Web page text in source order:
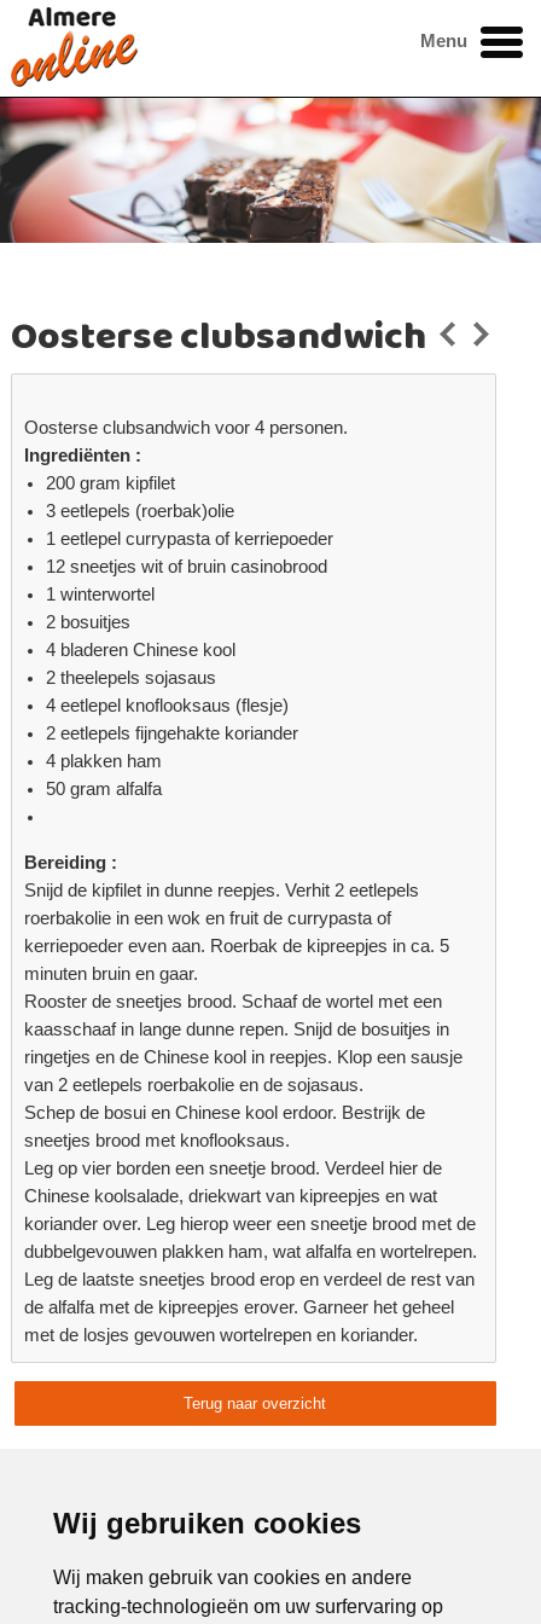
Wij gebruiken cookies
Wij maken gebruik van cookies en andere
tracking-technologieën om uw surfervaring op
Menu
Oosterse clubsandwich
Oosterse clubsandwich voor 4 personen.
Ingrediënten :
200 gram kipfilet
3 eetlepels (roerbak)olie
1 eetlepel currypasta of kerriepoeder
12 sneetjes wit of bruin casinobrood
1 winterwortel
2 bosuitjes
4 bladeren Chinese kool
2 theelepels sojasaus
4 eetlepel knoflooksaus (flesje)
2 eetlepels fijngehakte koriander
4 plakken ham
50 gram alfalfa
Bereiding :
Snijd de kipfilet in dunne reepjes. Verhit 2 eetlepels
roerbakolie in een wok en fruit de currypasta of
kerriepoeder even aan. Roerbak de kipreepjes in ca. 5
minuten bruin en gaar.
Rooster de sneetjes brood. Schaaf de wortel met een
kaasschaaf in lange dunne repen. Snijd de bosuitjes in
ringetjes en de Chinese kool in reepjes. Klop een sausje
van 2 eetlepels roerbakolie en de sojasaus.
Schep de bosui en Chinese kool erdoor. Bestrijk de
sneetjes brood met knoflooksaus.
Leg op vier borden een sneetje brood. Verdeel hier de
Chinese koolsalade, driekwart van kipreepjes en wat
koriander over. Leg hierop weer een sneetje brood met de
dubbelgevouwen plakken ham, wat alfalfa en wortelrepen.
Leg de laatste sneetjes brood erop en verdeel de rest van
de alfalfa met de kipreepjes erover. Garneer het geheel
met de losjes gevouwen wortelrepen en koriander.
Terug naar overzicht
Advertentie: